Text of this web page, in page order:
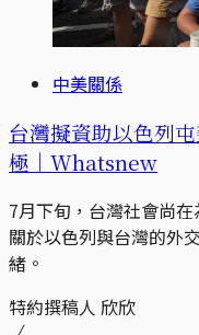
中美關係
台灣擬資助以色列
極｜Whatsnew
7月下旬，台灣社會尚
關於以色列與台灣的外
緒。
特約撰稿人 欣欣